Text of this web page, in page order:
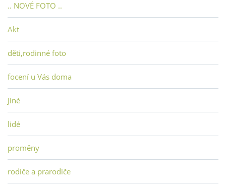
.. NOVÉ FOTO ..
Akt
děti,rodinné foto
focení u Vás doma
Jiné
lidé
proměny
rodiče a prarodiče